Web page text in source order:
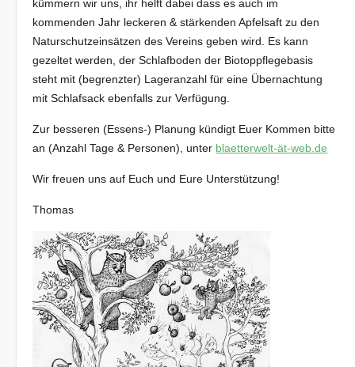
kümmern wir uns, ihr helft dabei dass es auch im
kommenden Jahr leckeren & stärkenden Apfelsaft zu den
Naturschutzeinsätzen des Vereins geben wird. Es kann
gezeltet werden, der Schlafboden der Biotoppflegebasis
steht mit (begrenzter) Lageranzahl für eine Übernachtung
mit Schlafsack ebenfalls zur Verfügung.
Zur besseren (Essens-) Planung kündigt Euer Kommen bitte
an (Anzahl Tage & Personen), unter blaetterwelt-ät-web.de
Wir freuen uns auf Euch und Eure Unterstützung!
Thomas